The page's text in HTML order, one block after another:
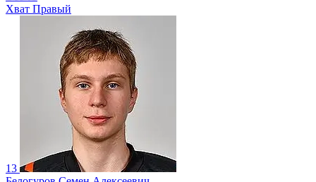
Хват Правый
13